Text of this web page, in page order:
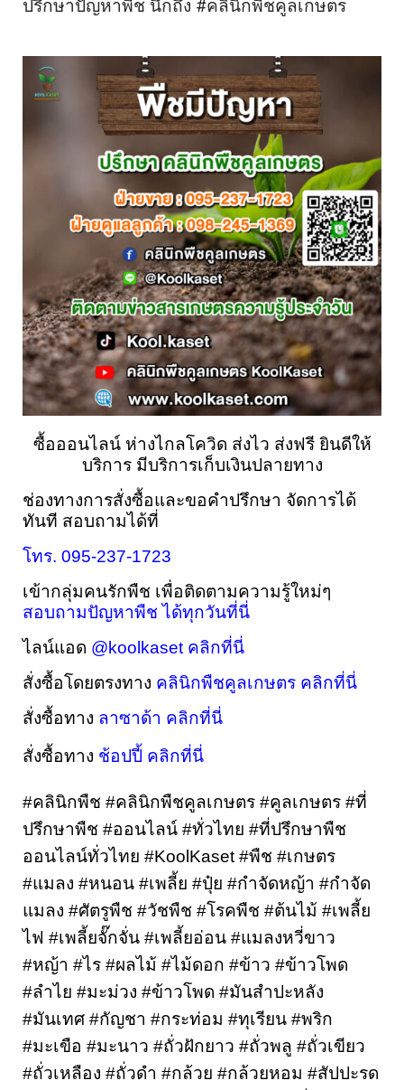
ปรึกษาปัญหาพืช นึกถึง #คลินิกพืชคูลเกษตร
ซื้อออนไลน์ ห่างไกลโควิด ส่งไว ส่งฟรี ยินดีให้
บริการ มีบริการเก็บเงินปลายทาง
ช่องทางการสั่งซื้อและขอคำปรึกษา จัดการได้
ทันที สอบถามได้ที่
โทร. 095-237-1723
สอบถามปัญหาพืช ได้ทุกวันที่นี่
ไลน์แอด @koolkaset คลิกที่นี่
สั่งซื้อโดยตรงทาง คลินิกพืชคูลเกษตร คลิกที่นี่
สั่งซื้อทาง ลาซาด้า คลิกที่นี่
สั่งซื้อทาง ช้อปปี้ คลิกที่นี่
#คลินิกพืช #คลินิกพืชคูลเกษตร #คูลเกษตร #ที่
ปรึกษาพืช #ออนไลน์ #ทั่วไทย #ที่ปรึกษาพืช
ออนไลน์ทั่วไทย #KoolKaset #พืช #เกษตร
#แมลง #หนอน #เพลี้ย #ปุ๋ย #กำจัดหญ้า #กำจัด
แมลง #ศัตรูพืช #วัชพืช #โรคพืช #ต้นไม้ #เพลี้ย
ไฟ #เพลี้ยจั๊กจั่น #เพลี้ยอ่อน #แมลงหวี่ขาว
#หญ้า #ไร #ผลไม้ #ไม้ดอก #ข้าว #ข้าวโพด
#ลำไย #มะม่วง #ข้าวโพด #มันสำปะหลัง
#มันเทศ #กัญชา #กระท่อม #ทุเรียน #พริก
#มะเขือ #มะนาว #ถั่วฝักยาว #ถั่วพลู #ถั่วเขียว
#ถั่วเหลือง #ถั่วดำ #กล้วย #กล้วยหอม #สัปปะรด